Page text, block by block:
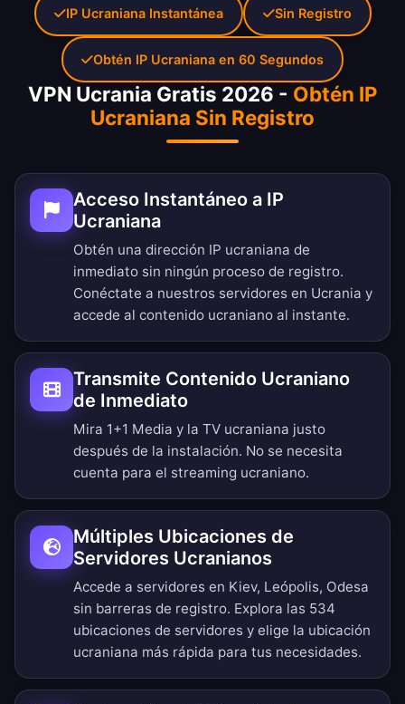
VPN Ucrania Gratis 2026 - Obtén IP
Ucraniana Sin Registro
Acceso Instantáneo a IP
Ucraniana
Obtén una dirección IP ucraniana de
inmediato sin ningún proceso de registro.
Conéctate a nuestros servidores en Ucrania y
accede al contenido ucraniano al instante.
Transmite Contenido Ucraniano
de Inmediato
Mira 1+1 Media y la TV ucraniana justo
después de la instalación. No se necesita
cuenta para el streaming ucraniano.
Múltiples Ubicaciones de
Servidores Ucranianos
Accede a servidores en Kiev, Leópolis, Odesa
sin barreras de registro. Explora las 534
ubicaciones de servidores y elige la ubicación
ucraniana más rápida para tus necesidades.
IP Ucraniana Instantánea Sin Registro
Obtén IP Ucraniana en 60 Segundos